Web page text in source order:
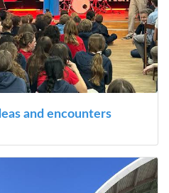
and encounters